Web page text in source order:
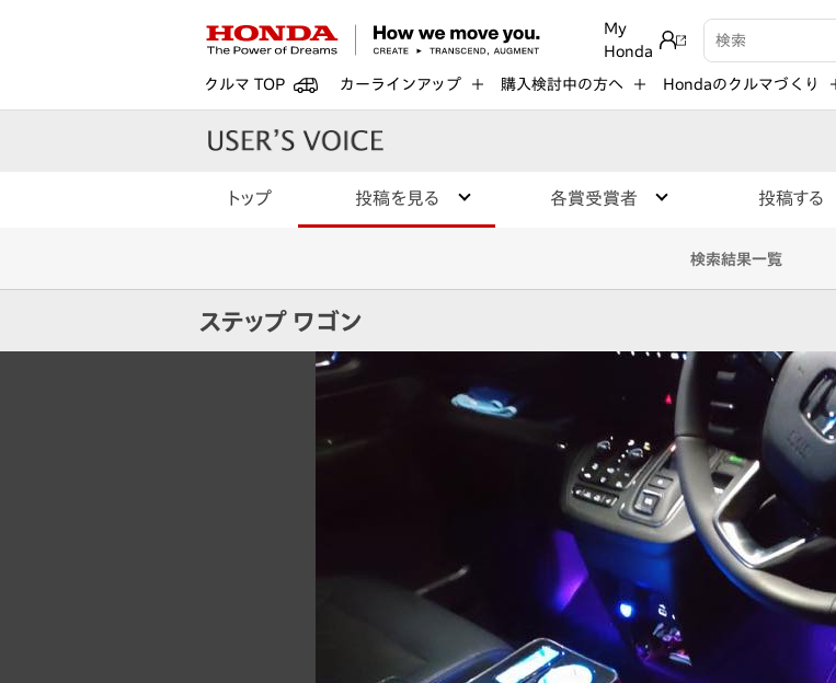
My
Honda
検索キーワード入力
クルマ TOP カーラインアップ 購入検討中の方へ Hondaのクルマづくり
トップ 投稿を見る 各賞受賞者 投稿する
検索結果一覧
ステップ ワゴン